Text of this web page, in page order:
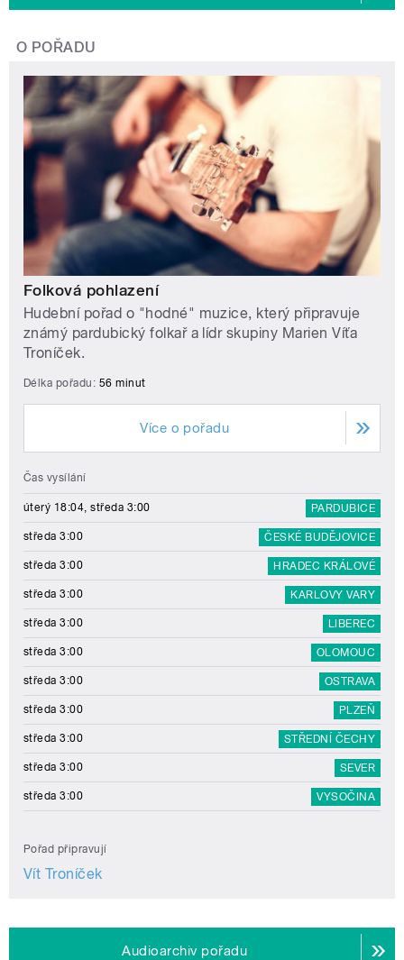
O POŘADU
Folková pohlazení
Hudební pořad o "hodné" muzice, který připravuje
známý pardubický folkař a lídr skupiny Marien Víťa
Troníček.
Délka pořadu: 56 minut
Více o pořadu
Čas vysílání
úterý 18:04, středa 3:00 PARDUBICE
středa 3:00 ČESKÉ BUDĚJOVICE
středa 3:00 HRADEC KRÁLOVÉ
středa 3:00 KARLOVY VARY
středa 3:00 LIBEREC
středa 3:00 OLOMOUC
středa 3:00 OSTRAVA
středa 3:00 PLZEŇ
středa 3:00 STŘEDNÍ ČECHY
středa 3:00 SEVER
středa 3:00 VYSOČINA
Pořad připravují
Vít Troníček
Audioarchiv pořadu